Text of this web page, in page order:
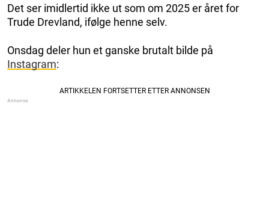
Det ser imidlertid ikke ut som om 2025 er året for
Trude Drevland, ifølge henne selv.
Onsdag deler hun et ganske brutalt bilde på
Instagram: